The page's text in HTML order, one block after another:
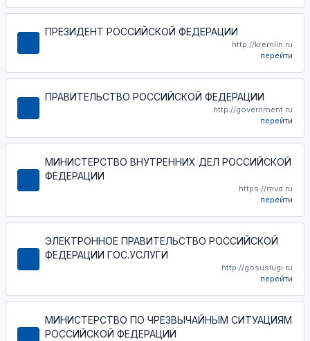
ПРЕЗИДЕНТ РОССИЙСКОЙ ФЕДЕРАЦИИ
http://kremlin.ru
перейти
ПРАВИТЕЛЬСТВО РОССИЙСКОЙ ФЕДЕРАЦИИ
http://government.ru
перейти
МИНИСТЕРСТВО ВНУТРЕННИХ ДЕЛ РОССИЙСКОЙ
ФЕДЕРАЦИИ
https://mvd.ru
перейти
ЭЛЕКТРОННОЕ ПРАВИТЕЛЬСТВО РОССИЙСКОЙ
ФЕДЕРАЦИИ ГОС.УСЛУГИ
http://gosuslugi.ru
перейти
МИНИСТЕРСТВО ПО ЧРЕЗВЫЧАЙНЫМ СИТУАЦИЯМ
РОССИЙСКОЙ ФЕДЕРАЦИИ